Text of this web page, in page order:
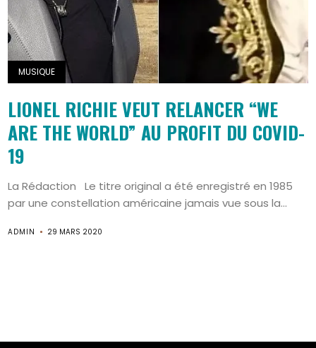
Search
MUSIQUE
LIONEL RICHIE VEUT RELANCER “WE
ARE THE WORLD” AU PROFIT DU COVID-
19
La Rédaction Le titre original a été enregistré en 1985
par une constellation américaine jamais vue sous la...
ADMIN 29 MARS 2020